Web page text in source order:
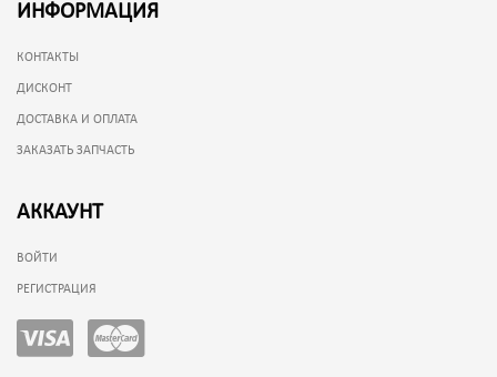
ИНФОРМАЦИЯ
КОНТАКТЫ
ДИСКОНТ
ДОСТАВКА И ОПЛАТА
ЗАКАЗАТЬ ЗАПЧАСТЬ
АККАУНТ
ВОЙТИ
РЕГИСТРАЦИЯ